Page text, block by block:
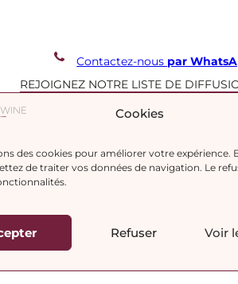
Cookies
des cookies pour améliorer votre expérience.
de traiter vos données de navigation. Le
Refuser Voir
Contactez-nous par
REJOIGNEZ NOTRE LISTE DE